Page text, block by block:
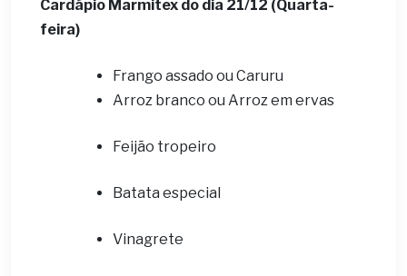
Cardápio Marmitex do dia 21/12 (Quarta-
feira)
Frango assado ou Caruru
Arroz branco ou Arroz em ervas
Feijão tropeiro
Batata especial
Vinagrete